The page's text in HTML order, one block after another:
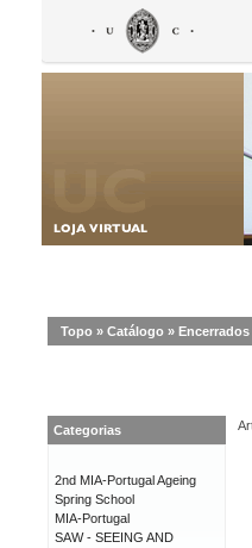
Topo » Catálogo » Encerrados
Categorias
2nd MIA-Portugal Ageing
Spring School
MIA-Portugal
SAW - SEEING AND